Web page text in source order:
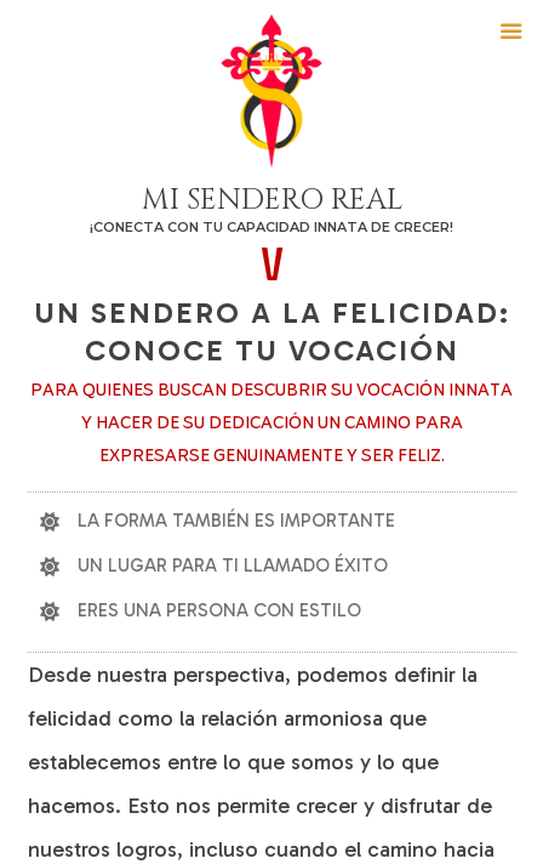
MI SENDERO REAL
¡CONECTA CON TU CAPACIDAD INNATA DE CRECER!
V
UN SENDERO A LA FELICIDAD:
CONOCE TU VOCACIÓN
PARA QUIENES BUSCAN DESCUBRIR SU VOCACIÓN INNATA
Y HACER DE SU DEDICACIÓN UN CAMINO PARA
EXPRESARSE GENUINAMENTE Y SER FELIZ.
LA FORMA TAMBIÉN ES IMPORTANTE
UN LUGAR PARA TI LLAMADO ÉXITO
ERES UNA PERSONA CON ESTILO
Desde nuestra perspectiva, podemos definir la
felicidad como la relación armoniosa que
establecemos entre lo que somos y lo que
hacemos. Esto nos permite crecer y disfrutar de
nuestros logros, incluso cuando el camino hacia